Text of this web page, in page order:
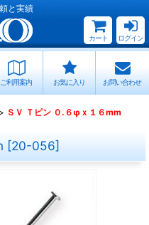
と実績
カート ログイン
ご利用案内 お気に入り お問い合わせ
> ＳＶ Ｔピン ０.６φｘ１６mm
[20-056]